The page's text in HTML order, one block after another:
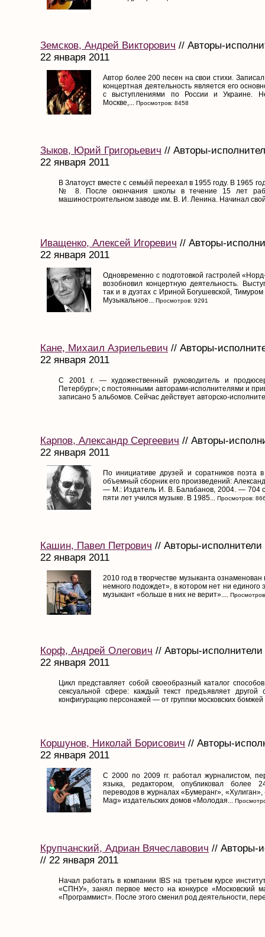
Земсков, Андрей Викторович // Авторы-
22 января 2011
Автор более 200 песен на свои стихи.
концертная деятельность является его
с выступлениями по России и Украине.
Москве,... Просмотров: 8458
Зыков, Юрий Григорьевич // Авторы-
22 января 2011
В Златоуст вместе с семьёй переехал в 1955 году. В 1965
№ 8. После окончания школы в течение 15 лет
машиностроительном заводе им. В. И. Ленина. Начинал
Иващенко, Алексей Игоревич // Авторы-
22 января 2011
Одновременно с подготовкой гастролей
возобновил концертную деятельность.
так и в дуэтах с Ириной Богушевской,
Музыкальное... Просмотров: 9291
Кане, Михаил Азриельевич // Авторы-
22 января 2011
С 2001 г. — художественный руководитель и
Петербург»; с постоянными авторами-исполнителями и
записано 5 альбомов. Сейчас действует авторско-
Карпов, Александр Сергеевич // Авторы-
22 января 2011
По инициативе друзей и соратников поэта
объемный сборник его произведений:
— М.: Издатель И. В. Балабанов, 2004. — 704
пяти лет учился музыке. В 1985... Просмотров:
Кашин, Павел Петрович // Авторы-
22 января 2011
2010 год в творчестве музыканта
немного подождет», в котором нет ни единого
музыкант «больше в них не верит»....
Корф, Андрей Олегович // Авторы-
22 января 2011
Цикл представляет собой своеобразный каталог
сексуальной сфере: каждый текст предъявляет другой
конфигурацию персонажей — от группки московских бомжей
Коршунов, Николай Борисович // Авторы-
22 января 2011
С 2000 по 2009 гг. работал журналистом,
языка, редактором, опубликовал более
переводов в журналах «Бумеранг»,
Mag» издательских домов «Молодая...
Крупчанский, Адриан Вячеславович // Авторы-
// 22 января 2011
Начал работать в компании IBS на третьем курсе
«СПНУ», занял первое место на конкурсе «Московский
«Программист». После этого сменил род деятельности,